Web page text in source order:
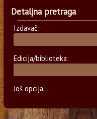
Detaljna pretraga
Izdavač:
Edicija/biblioteka:
Još opcija...